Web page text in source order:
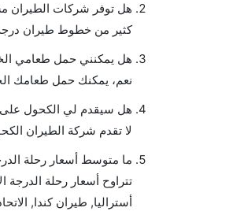
هل توفر شركات الطيران
كثير من خطوط طيران درجة
هل يمكنني حمل طعامي
نعم، يمكنك حمل طعامك
هل سيقدم لي الكحول
لا تقدم شركة الطيران
ما متوسط أسعار رحلة